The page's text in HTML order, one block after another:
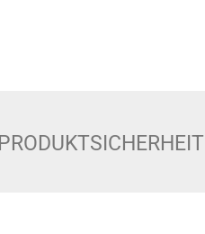
PRODUKTSICHERHEIT